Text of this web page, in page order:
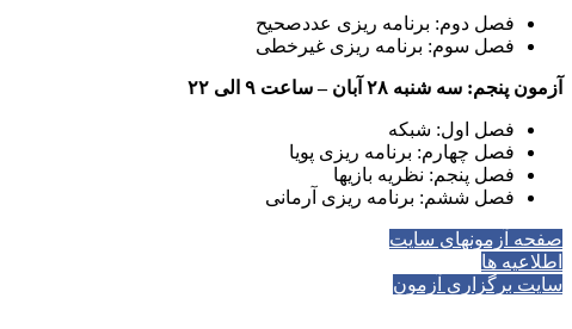
فصل دوم: برنامه ریزی عددصحیح
فصل سوم: برنامه ریزی غیرخطی
آزمون پنجم: سه شنبه ۲۸ آبان – ساعت ۹ الی ۲۲
فصل اول: شبکه
فصل چهارم: برنامه ریزی پویا
فصل پنجم: نظریه بازیها
فصل ششم: برنامه ریزی آرمانی
صفحه آزمونهای سایت
اطلاعیه ها
سایت برگزاری آزمون